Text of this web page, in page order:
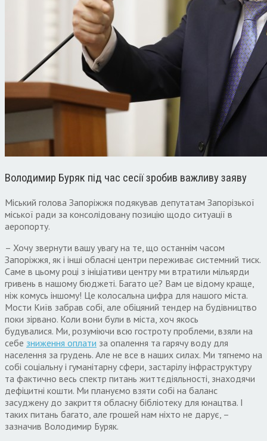
Володимир Буряк під час сесії зробив важливу заяву
Міський голова Запоріжжя подякував депутатам Запорізької
міської ради за консолідовану позицію щодо ситуації в
аеропорту.
– Хочу звернути вашу увагу на те, що останнім часом
Запоріжжя, як і інші обласні центри переживає системний тиск.
Саме в цьому році з ініціативи центру ми втратили мільярди
гривень в нашому бюджеті. Багато це? Вам це відому краще,
ніж комусь іншому! Це колосальна цифра для нашого міста.
Мости Київ забрав собі, але обіцяний тендер на будівництво
поки зірвано. Коли вони були в міста, хоч якось
будувалися. Ми, розуміючи всю гостроту проблеми, взяли на
себе зниження оплати за опалення та гарячу воду для
населення за грудень. Але не все в наших силах. Ми тягнемо на
собі соціальну і гуманітарну сфери, застарілу інфраструктуру
та фактично весь спектр питань життєдіяльності, знаходячи
дефіцитні кошти. Ми плануємо взяти собі на баланс
засуджену до закриття обласну бібліотеку для юнацтва. І
таких питань багато, але грошей нам ніхто не дарує, –
зазначив Володимир Буряк.